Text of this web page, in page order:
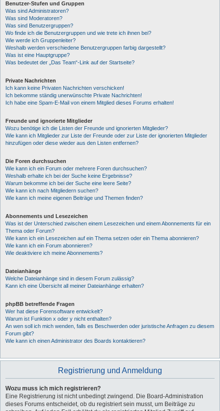
Benutzer-Stufen und Gruppen
Was sind Administratoren?
Was sind Moderatoren?
Was sind Benutzergruppen?
Wo finde ich die Benutzergruppen und wie trete ich ihnen bei?
Wie werde ich Gruppenleiter?
Weshalb werden verschiedene Benutzergruppen farbig dargestellt?
Was ist eine Hauptgruppe?
Was bedeutet der „Das Team“-Link auf der Startseite?
Private Nachrichten
Ich kann keine Privaten Nachrichten verschicken!
Ich bekomme ständig unerwünschte Private Nachrichten!
Ich habe eine Spam-E-Mail von einem Mitglied dieses Forums erhalten!
Freunde und ignorierte Mitglieder
Wozu benötige ich die Listen der Freunde und ignorierten Mitglieder?
Wie kann ich Mitglieder zur Liste der Freunde oder zur Liste der ignorierten Mitglieder
hinzufügen oder diese wieder aus den Listen entfernen?
Die Foren durchsuchen
Wie kann ich ein Forum oder mehrere Foren durchsuchen?
Weshalb erhalte ich bei der Suche keine Ergebnisse?
Warum bekomme ich bei der Suche eine leere Seite?
Wie kann ich nach Mitgliedern suchen?
Wie kann ich meine eigenen Beiträge und Themen finden?
Abonnements und Lesezeichen
Was ist der Unterschied zwischen einem Lesezeichen und einem Abonnements für ein
Thema oder Forum?
Wie kann ich ein Lesezeichen auf ein Thema setzen oder ein Thema abonnieren?
Wie kann ich ein Forum abonnieren?
Wie deaktiviere ich meine Abonnements?
Dateianhänge
Welche Dateianhänge sind in diesem Forum zulässig?
Kann ich eine Übersicht all meiner Dateianhänge erhalten?
phpBB betreffende Fragen
Wer hat diese Forensoftware entwickelt?
Warum ist Funktion x oder y nicht enthalten?
An wen soll ich mich wenden, falls es Beschwerden oder juristische Anfragen zu diesem
Forum gibt?
Wie kann ich einen Administrator des Boards kontaktieren?
Registrierung und Anmeldung
Wozu muss ich mich registrieren?
Eine Registrierung ist nicht unbedingt zwingend. Die Board-Administration
dieses Forums entscheidet, ob du registriert sein musst, um Beiträge zu